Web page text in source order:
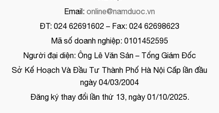
Email: online@namduoc.vn
ĐT: 024 62691602 – Fax: 024 62698623
Mã số doanh nghiệp: 0101452595
Người đại diện: Ông Lê Văn Sản – Tổng Giám Đốc
Sở Kế Hoạch Và Đầu Tư Thành Phố Hà Nội Cấp lần đầu
ngày 04/03/2004
Đăng ký thay đổi lần thứ 13, ngày 01/10/2025.